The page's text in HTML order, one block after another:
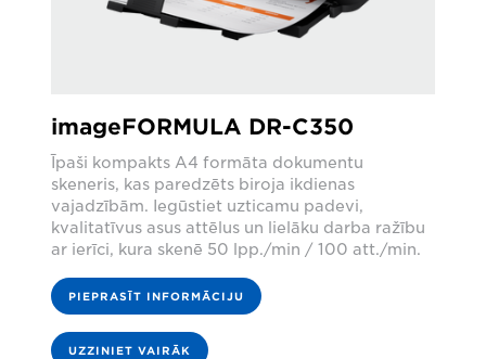
imageFORMULA DR-C350
Īpaši kompakts A4 formāta dokumentu
skeneris, kas paredzēts biroja ikdienas
vajadzībām. Iegūstiet uzticamu padevi,
kvalitatīvus asus attēlus un lielāku darba ražību
ar ierīci, kura skenē 50 lpp./min / 100 att./min.
PIEPRASĪT INFORMĀCIJU
UZZINIET VAIRĀK